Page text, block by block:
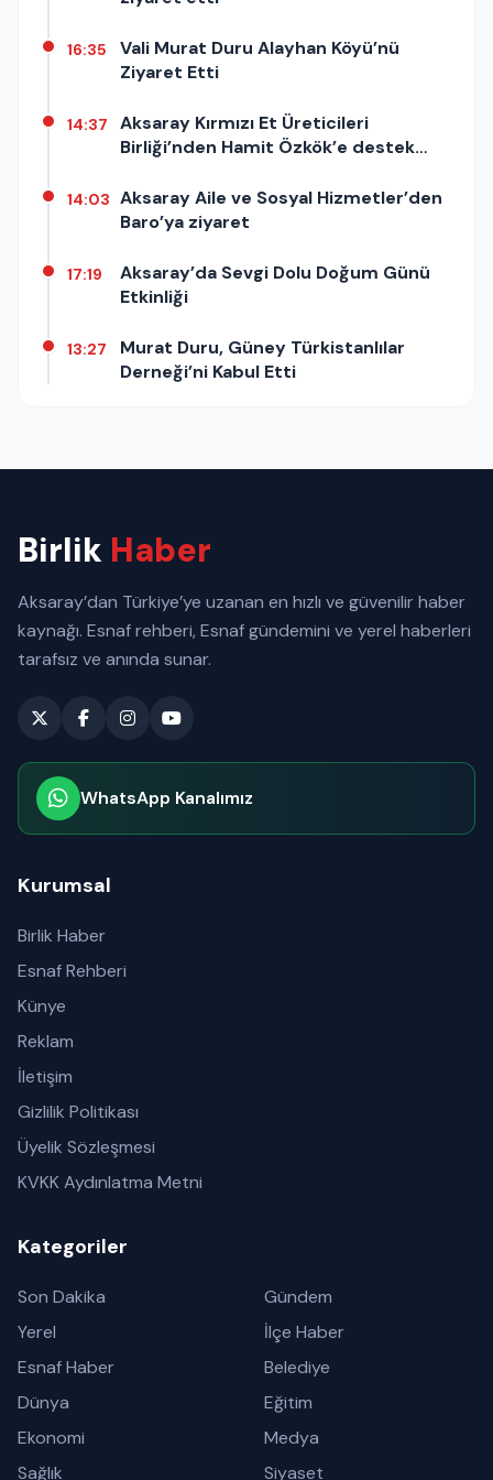
16:35
Vali Murat Duru Alayhan Köyü’nü
Ziyaret Etti
14:37
Aksaray Kırmızı Et Üreticileri
Birliği’nden Hamit Özkök’e destek
14:03 Aksaray Aile ve Sosyal Hizmetler’den
Baro’ya ziyaret
17:19
Aksaray’da Sevgi Dolu Doğum Günü
Etkinliği
13:27
Murat Duru, Güney Türkistanlılar
Derneği’ni Kabul Etti
Birlik Haber
Aksaray’dan Türkiye’ye uzanan en hızlı ve güvenilir haber
kaynağı. Esnaf rehberi, Esnaf gündemini ve yerel haberleri
tarafsız ve anında sunar.
WhatsApp Kanalımız
Kurumsal
Birlik Haber
Esnaf Rehberi
Künye
Reklam
İletişim
Gizlilik Politikası
Üyelik Sözleşmesi
KVKK Aydınlatma Metni
Kategoriler
Son Dakika
Gündem
Yerel
İlçe Haber
Esnaf Haber
Belediye
Dünya
Eğitim
Ekonomi
Medya
Sağlık
Siyaset